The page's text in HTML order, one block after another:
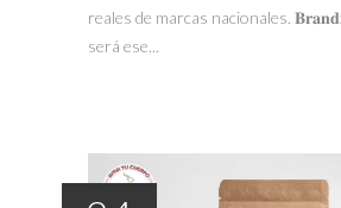
reales de marcas nacionales.
será ese...